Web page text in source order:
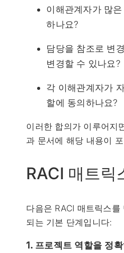
이해관계자가 많
하나요?
담당을 참조로 변
변경할 수 있나요?
각 이해관계자가
할에 동의하나요?
이러한 합의가 이루어지
과 문서에 해당 내용이
RACI 매트릭
다음은 RACI 매트릭스를
되는 기본 단계입니다:
1. 프로젝트 역할을 정